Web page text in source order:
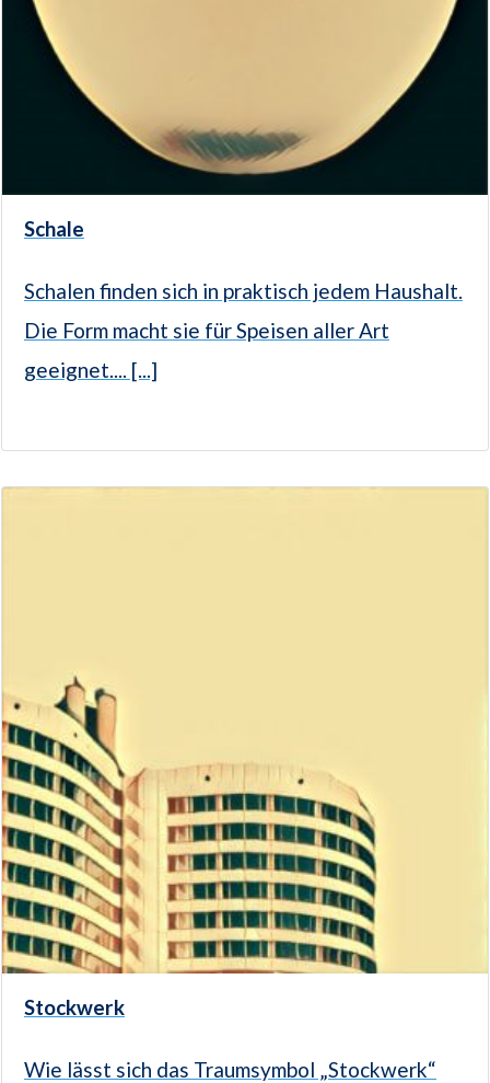
Schale
Schalen finden sich in praktisch jedem Haushalt.
Die Form macht sie für Speisen aller Art
geeignet.... [...]
Stockwerk
Wie lässt sich das Traumsymbol „Stockwerk“